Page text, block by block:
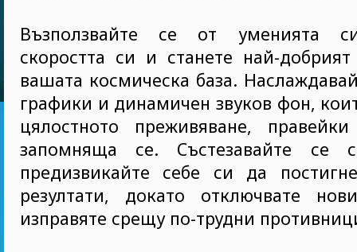
Възползвайте се от уменията
скоростта си и станете най-
вашата космическа база.
графики и динамичен звуков фон,
цялостното преживяване,
запомняща се. Състезавайте се
предизвикайте себе си да
резултати, докато отключвате
изправяте срещу по-трудни